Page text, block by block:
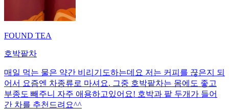
FOUND TEA
호박팥차
매일 먹는 물은 약간 비리기도하는데요 저는 커피를 끊은지 되
어서 요즘엔 차종류로 마셔요. 그중 호박팥차는 몸에도 좋고
부종도 빼주니 자주 애용하고있어요! 호박과 팥 두개가 들어
간 차를 추천드려요^^